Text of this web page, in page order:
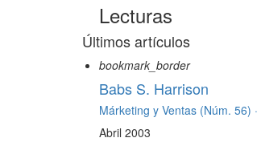
Lecturas
Últimos artículos
bookmark_border
Babs S. Harrison
Márketing y Ventas (Núm. 56) ·
Abril 2003